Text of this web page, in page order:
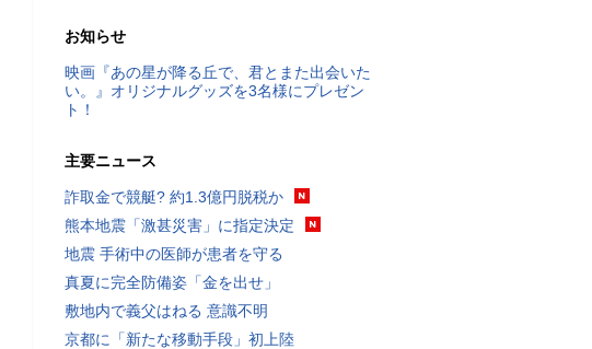
お知らせ
映画『あの星が降る丘で、君とまた出会いた
い。』オリジナルグッズを3名様にプレゼン
ト！
主要ニュース
詐取金で競艇? 約1.3億円脱税か
熊本地震「激甚災害」に指定決定
地震 手術中の医師が患者を守る
真夏に完全防備姿「金を出せ」
敷地内で義父はねる 意識不明
京都に「新たな移動手段」初上陸